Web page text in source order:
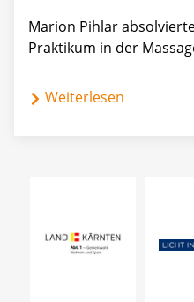
Marion Pihlar
Praktikum in der
Weiterlesen